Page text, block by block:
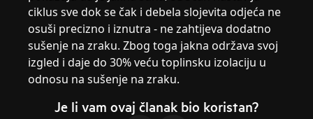
ciklus sve dok se čak i debela slojevita odjeća ne
osuši precizno i iznutra - ne zahtijeva dodatno
sušenje na zraku. Zbog toga jakna održava svoj
izgled i daje do 30% veću toplinsku izolaciju u
odnosu na sušenje na zraku.
Je li vam ovaj članak bio koristan?